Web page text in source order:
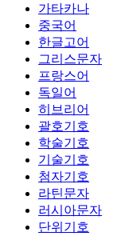
가타카나
중국어
한글고어
그리스문자
프랑스어
독일어
히브리어
괄호기호
학술기호
기술기호
첨자기호
라틴문자
러시아문자
단위기호